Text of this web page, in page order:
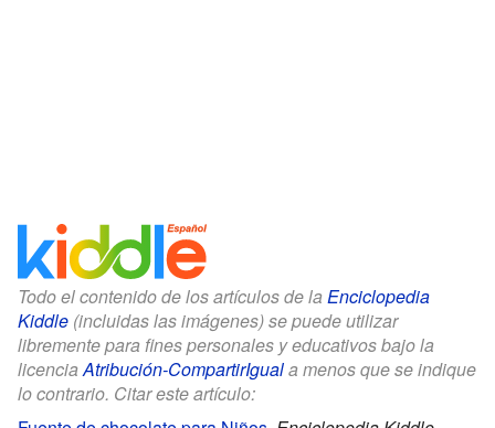
Todo el contenido de los artículos de la Enciclopedia
Kiddle (incluidas las imágenes) se puede utilizar
libremente para fines personales y educativos bajo la
licencia Atribución-CompartirIguala menos que se indique
lo contrario. Citar este artículo: